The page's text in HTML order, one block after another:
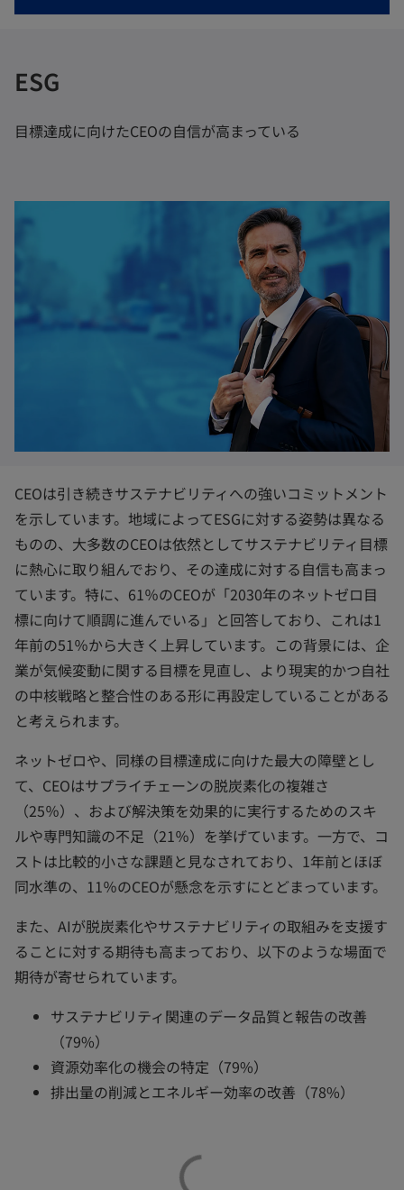
ESG
目標達成に向けたCEOの自信が高まっている
CEOは引き続きサステナビリティへの強いコミットメント
を示しています。地域によってESGに対する姿勢は異なる
ものの、大多数のCEOは依然としてサステナビリティ目標
に熱心に取り組んでおり、その達成に対する自信も高まっ
ています。特に、61％のCEOが「2030年のネットゼロ目
標に向けて順調に進んでいる」と回答しており、これは1
年前の51％から大きく上昇しています。この背景には、企
業が気候変動に関する目標を見直し、より現実的かつ自社
の中核戦略と整合性のある形に再設定していることがある
と考えられます。
ネットゼロや、同様の目標達成に向けた最大の障壁とし
て、CEOはサプライチェーンの脱炭素化の複雑さ
（25％）、および解決策を効果的に実行するためのスキ
ルや専門知識の不足（21％）を挙げています。一方で、コ
ストは比較的小さな課題と見なされており、1年前とほぼ
同水準の、11％のCEOが懸念を示すにとどまっています。
また、AIが脱炭素化やサステナビリティの取組みを支援す
ることに対する期待も高まっており、以下のような場面で
期待が寄せられています。
サステナビリティ関連のデータ品質と報告の改善
（79%）
資源効率化の機会の特定（79%）
排出量の削減とエネルギー効率の改善（78%）